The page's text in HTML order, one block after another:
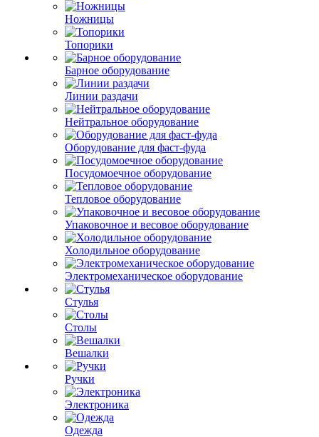
Ножницы
Топорики
Барное оборудование
Линии раздачи
Нейтральное оборудование
Оборудование для фаст-фуда
Посудомоечное оборудование
Тепловое оборудование
Упаковочное и весовое оборудование
Холодильное оборудование
Электромеханическое оборудование
Стулья
Столы
Вешалки
Ручки
Электроника
Одежда